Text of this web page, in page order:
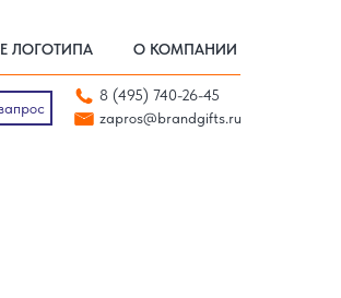
zapros@brandgifts.ru
8 (495) 740-26-45
ЛОГОТИПА О КОМПАНИИ
zapros@brandgifts.ru